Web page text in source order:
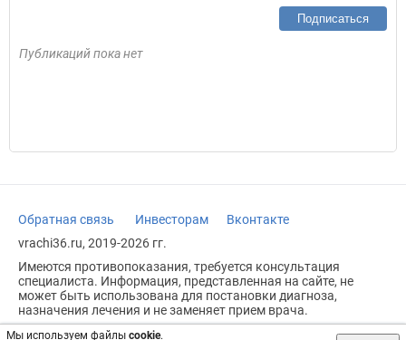
Мы используем файлы cookie.
Подписаться
Публикаций пока нет
Обратная связь Инвесторам
Вконтакте
vrachi36.ru, 2019-2026 гг.
Имеются противопоказания, требуется консультация
специалиста. Информация, представленная на сайте, не
может быть использована для постановки диагноза,
назначения лечения и не заменяет прием врача.
Возрастное ограничение: 18+